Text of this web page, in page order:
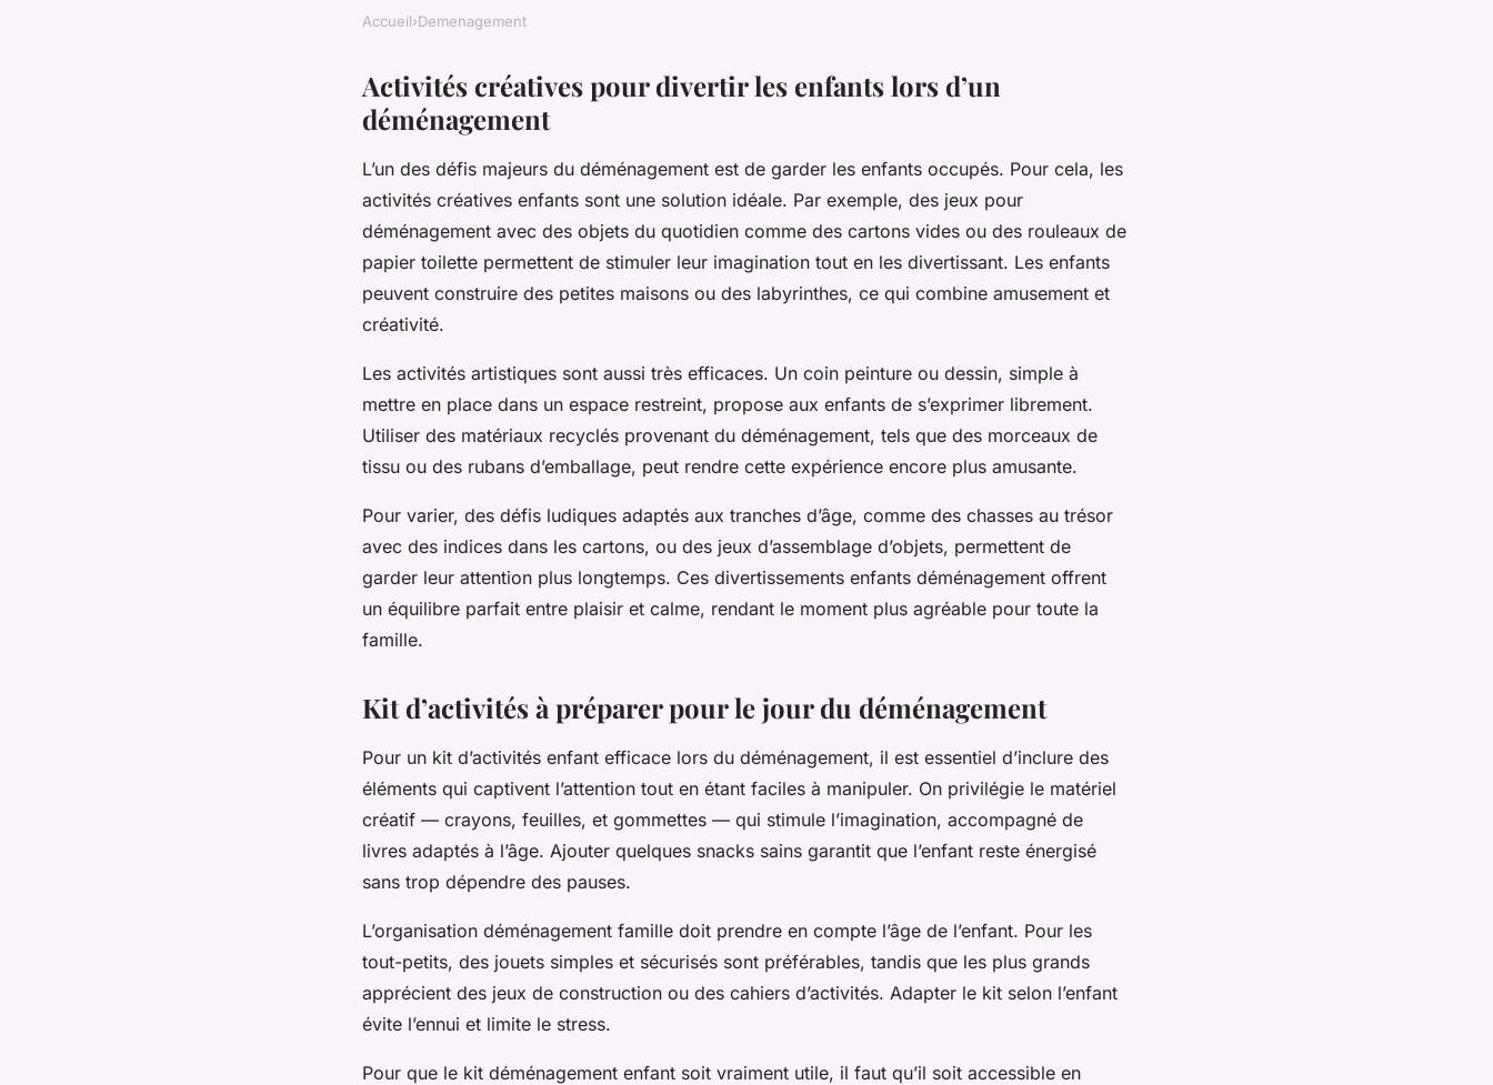
Astuces Ingénieuses pour Occuper Vos
Enfants pendant un Déménagement
Accueil›Demenagement
Activités créatives pour divertir les enfants lors d’un
déménagement
L’un des défis majeurs du déménagement est de garder les enfants occupés. Pour cela, les
activités créatives enfants sont une solution idéale. Par exemple, des jeux pour
déménagement avec des objets du quotidien comme des cartons vides ou des rouleaux de
papier toilette permettent de stimuler leur imagination tout en les divertissant. Les enfants
peuvent construire des petites maisons ou des labyrinthes, ce qui combine amusement et
créativité.
Les activités artistiques sont aussi très efficaces. Un coin peinture ou dessin, simple à
mettre en place dans un espace restreint, propose aux enfants de s’exprimer librement.
Utiliser des matériaux recyclés provenant du déménagement, tels que des morceaux de
tissu ou des rubans d’emballage, peut rendre cette expérience encore plus amusante.
Pour varier, des défis ludiques adaptés aux tranches d’âge, comme des chasses au trésor
avec des indices dans les cartons, ou des jeux d’assemblage d’objets, permettent de
garder leur attention plus longtemps. Ces divertissements enfants déménagement offrent
un équilibre parfait entre plaisir et calme, rendant le moment plus agréable pour toute la
famille.
Kit d’activités à préparer pour le jour du déménagement
Pour un kit d’activités enfant efficace lors du déménagement, il est essentiel d’inclure des
éléments qui captivent l’attention tout en étant faciles à manipuler. On privilégie le matériel
créatif — crayons, feuilles, et gommettes — qui stimule l’imagination, accompagné de
livres adaptés à l’âge. Ajouter quelques snacks sains garantit que l’enfant reste énergisé
sans trop dépendre des pauses.
L’organisation déménagement famille doit prendre en compte l’âge de l’enfant. Pour les
tout-petits, des jouets simples et sécurisés sont préférables, tandis que les plus grands
apprécient des jeux de construction ou des cahiers d’activités. Adapter le kit selon l’enfant
évite l’ennui et limite le stress.
Pour que le kit déménagement enfant soit vraiment utile, il faut qu’il soit accessible en